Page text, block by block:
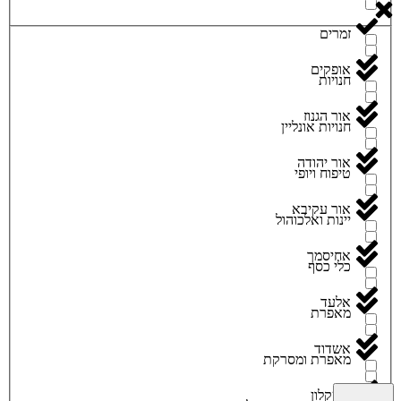
זמרים
חנויות
חנויות אונליין
טיפוח ויופי
יינות ואלכוהול
כלי כסף
מאפרת
מאפרת ומסרקת
אופקים
אור הגנוז
אור יהודה
אור עקיבא
אחיסמך
אלעד
אשדוד
אשקלון